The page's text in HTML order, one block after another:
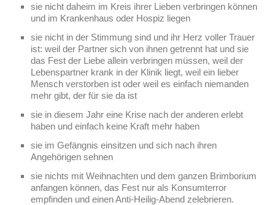
sie nicht daheim im Kreis ihrer Lieben verbringen können
und im Krankenhaus oder Hospiz liegen
sie nicht in der Stimmung sind und ihr Herz voller Trauer
ist: weil der Partner sich von ihnen getrennt hat und sie
das Fest der Liebe allein verbringen müssen, weil der
Lebenspartner krank in der Klinik liegt, weil ein lieber
Mensch verstorben ist oder weil es einfach niemanden
mehr gibt, der für sie da ist
sie in diesem Jahr eine Krise nach der anderen erlebt
haben und einfach keine Kraft mehr haben
sie im Gefängnis einsitzen und sich nach ihren
Angehörigen sehnen
sie nichts mit Weihnachten und dem ganzen Brimborium
anfangen können, das Fest nur als Konsumterror
empfinden und einen Anti-Heilig-Abend zelebrieren.